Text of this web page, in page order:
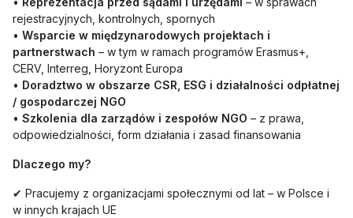
rejestracyjnych, kontrolnych, spornych
• Wsparcie w międzynarodowych projektach i
partnerstwach – w tym w ramach programów Erasmus+,
CERV, Interreg, Horyzont Europa
• Doradztwo w obszarze CSR, ESG i działalności odpłatnej
/ gospodarczej NGO
• Szkolenia dla zarządów i zespołów NGO – z prawa,
odpowiedzialności, form działania i zasad finansowania
Dlaczego my?
✔ Pracujemy z organizacjami społecznymi od lat – w Polsce i
w innych krajach UE